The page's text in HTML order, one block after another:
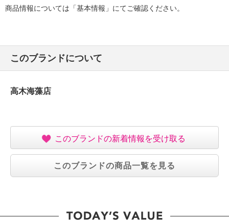
商品情報については「基本情報」にてご確認ください。
このブランドについて
高木海藻店
このブランドの新着情報を受け取る
このブランドの商品一覧を見る